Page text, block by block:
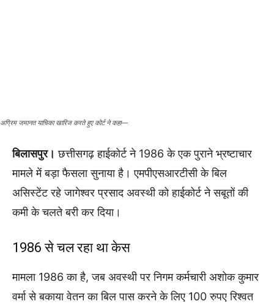
अग्रिम जमानत याचिका खारिज करते हुए कोर्ट ने कहा—
बिलासपुर। छत्तीसगढ़ हाईकोर्ट ने 1986 के एक पुराने भ्रष्टाचार
मामले में बड़ा फैसला सुनाया है। एमपीएसआरटीसी के बिल
असिस्टेंट रहे जागेश्वर प्रसाद अवस्थी को हाईकोर्ट ने सबूतों की
कमी के चलते बरी कर दिया।
1986 से चल रहा था केस
मामला 1986 का है, जब अवस्थी पर निगम कर्मचारी अशोक कुमार
वर्मा से बकाया वेतन का बिल पास करने के लिए 100 रुपए रिश्वत